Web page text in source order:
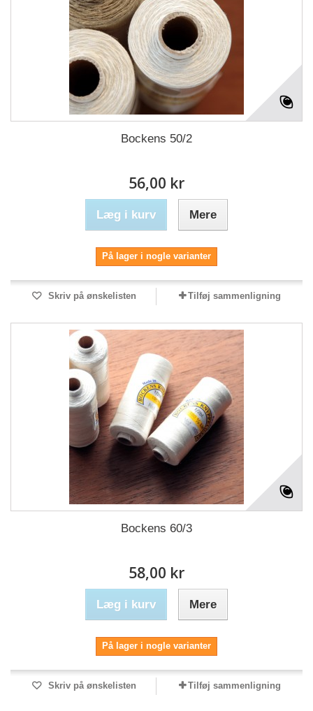
Bockens 50/2
56,00 kr
Læg i kurv Mere
På lager i nogle varianter
Skriv på ønskelisten Tilføj sammenligning
Bockens 60/3
58,00 kr
Læg i kurv Mere
På lager i nogle varianter
Skriv på ønskelisten Tilføj sammenligning